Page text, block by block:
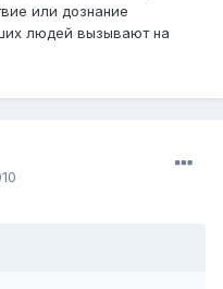
или дознание
людей вызывают на